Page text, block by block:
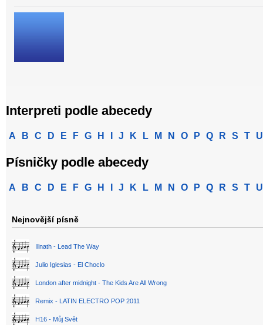
Interpreti podle abecedy
A B C D E F G H J K L M N O P Q R S T U
Písničky podle abecedy
A B C D E F G H J K L M N O P Q R S T U
Nejnovější písně
Illnath - Lead The Way
Julio Iglesias - El Choclo
London after midnight - The Kids Are All Wrong
Remix - LATIN ELECTRO POP 2011
H16 - Můj Svět